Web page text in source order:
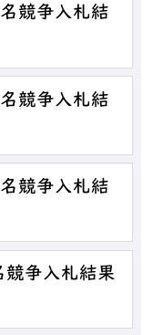
競争入札結
競争入札結
競争入札結
争入札結果